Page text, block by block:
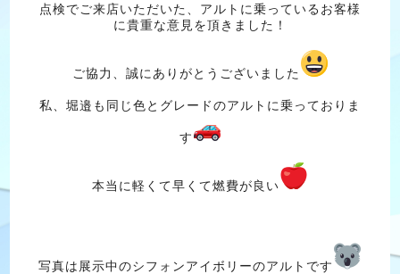
点検でご来店いただいた、アルトに乗っているお客様
に貴重な意見を頂きました！
ご協力、誠にありがとうございました
私、堀邉も同じ色とグレードのアルトに乗っておりま
す
本当に軽くて早くて燃費が良い
写真は展示中のシフォンアイボリーのアルトです